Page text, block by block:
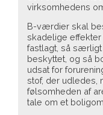
virksomhedens
B-værdier skal
skadelige
fastlagt, så
beskyttet, og så
udsat for
stof, der udledes,
følsomheden af
tale om et